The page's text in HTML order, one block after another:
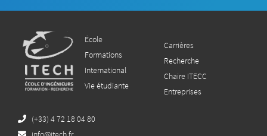
École
Formations
International
Vie étudiante
Carrières
Recherche
Chaire ITECC
Entreprises
(+33) 4 72 18 04 80